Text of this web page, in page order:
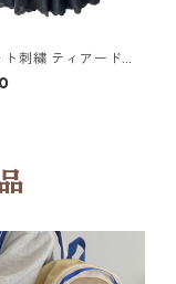
ト刺繍 ティアードロ
ート6col H 260119